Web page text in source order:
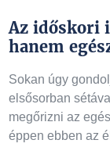
Az időskori
hanem
Sokan úgy
elsősorban
megőrizni az
éppen ebben az